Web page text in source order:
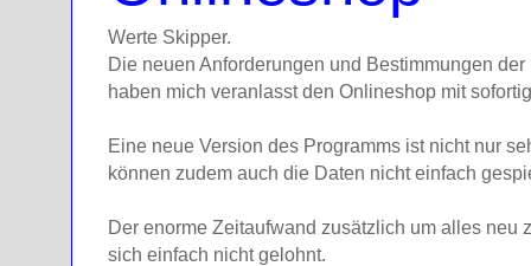
Werte Skipper.
Die neuen Anforderungen und Bestimmungen
haben mich veranlasst den Onlineshop mit
Eine neue Version des Programms ist nicht nur
können zudem auch die Daten nicht einfach
Der enorme Zeitaufwand zusätzlich um alles neu
sich einfach nicht gelohnt.